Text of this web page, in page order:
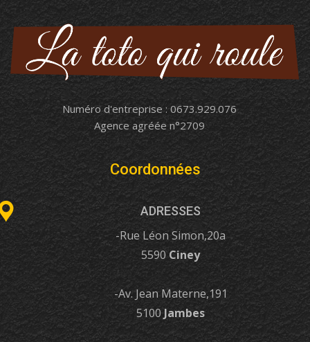
Numéro d'entreprise : 0673.929.076
Agence agréée n°2709
Coordonnées
ADRESSES
-Rue Léon Simon,20a
5590Ciney
-Av. Jean Materne,191
5100 Jambes